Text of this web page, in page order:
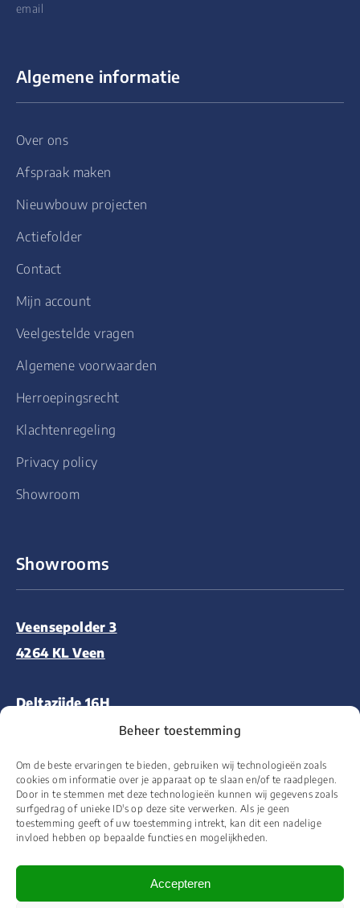
Beheer toestemming
Om de beste ervaringen te bieden, gebruiken wij technologieën zoals
cookies om informatie over je apparaat op te slaan en/of te raadplegen.
Door in te stemmen met deze technologieën kunnen wij gegevens zoals
surfgedrag of unieke ID's op deze site verwerken. Als je geen
toestemming geeft of uw toestemming intrekt, kan dit een nadelige
invloed hebben op bepaalde functies en mogelijkheden.
Accepteren
email
Algemene informatie
Over ons
Afspraak maken
Nieuwbouw projecten
Actiefolder
Contact
Mijn account
Veelgestelde vragen
Algemene voorwaarden
Herroepingsrecht
Klachtenregeling
Privacy policy
Showroom
Showrooms
Veensepolder 3
4264 KL Veen
Deltazijde 16H
1261 ZM Blaricum
Aalsmeerderweg 227
1432 CM Aalsmeer